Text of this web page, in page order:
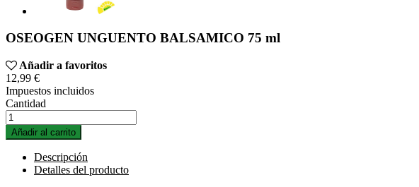
OSEOGEN UNGUENTO BALSAMICO 75 ml
Añadir a favoritos
12,99 €
Impuestos incluidos
Cantidad
Añadir al carrito
Descripción
Detalles del producto